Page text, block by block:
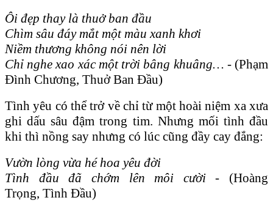
Ôi đẹp thay là thuở ban đầu
Chìm sâu đáy mắt một màu xanh khơi
Niềm thương không nói nên lời
Chỉ nghe xao xác một trời bâng khuâng… - (Phạm
Đình Chương, Thuở Ban Đầu)
Tình yêu có thể trở về chỉ từ một hoài niệm xa xưa
ghi dấu sâu đậm trong tim. Nhưng mối tình đầu
khi thì nồng say nhưng có lúc cũng đầy cay đắng:
Vườn lòng vừa hé hoa yêu đời
Tình đầu đã chớm lên môi cười - (Hoàng
Trọng, Tình Đầu)